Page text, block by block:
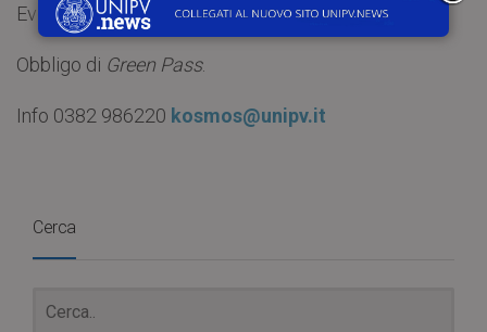
Evento gratuito, fino ad esaurimento posti.
Obbligo di Green Pass.
Info 0382 986220 kosmos@unipv.it
Cerca